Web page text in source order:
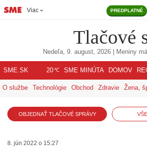
Viac PREDPLATNÉ
Tlačové
Nedeľa, 9. august, 2026 | Meniny
SME.SK 20℃ SME MINÚTA DOMOV
O službe Technológie Obchod Zdravie Žena,
OBJEDNAŤ TLAČOVÉ SPRÁVY
8. jún 2022 o 15:27